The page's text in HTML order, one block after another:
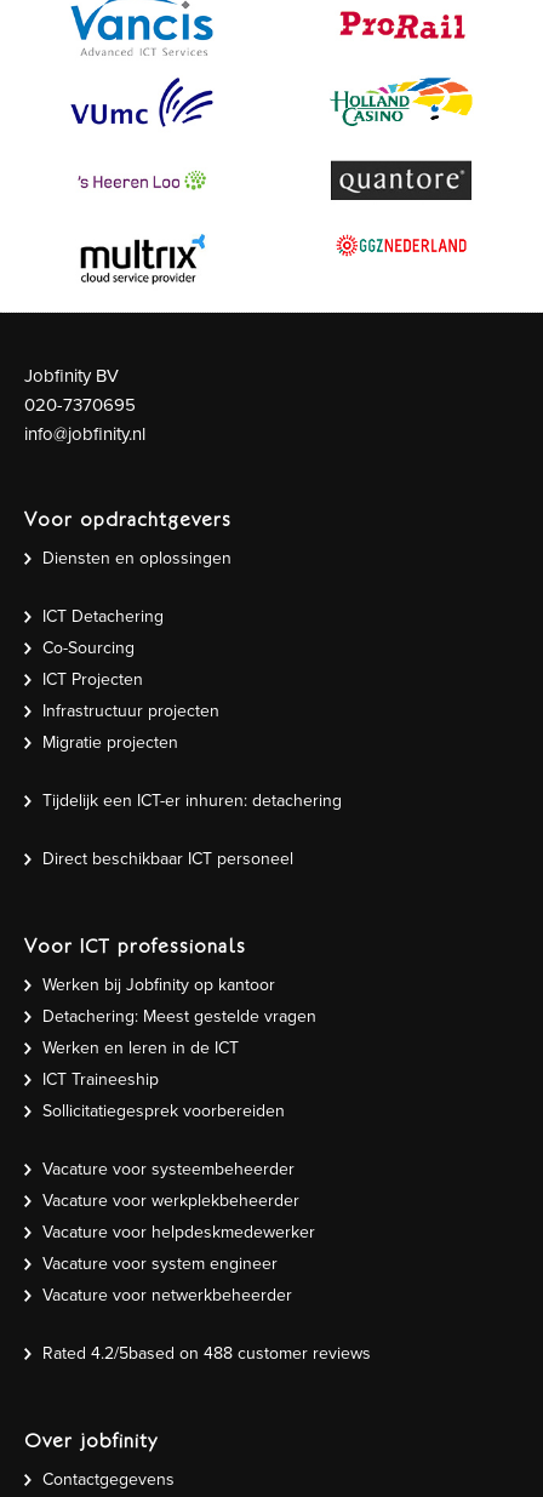
Jobfinity BV
020-7370695
info@jobfinity.nl
Voor opdrachtgevers
Diensten en oplossingen
ICT Detachering
Co-Sourcing
ICT Projecten
Infrastructuur projecten
Migratie projecten
Tijdelijk een ICT-er inhuren: detachering
Direct beschikbaar ICT personeel
Voor ICT professionals
Werken bij Jobfinity op kantoor
Detachering: Meest gestelde vragen
Werken en leren in de ICT
ICT Traineeship
Sollicitatiegesprek voorbereiden
Vacature voor systeembeheerder
Vacature voor werkplekbeheerder
Vacature voor helpdeskmedewerker
Vacature voor system engineer
Vacature voor netwerkbeheerder
Rated 4.2/5based on 488 customer reviews
Over jobfinity
Contactgegevens